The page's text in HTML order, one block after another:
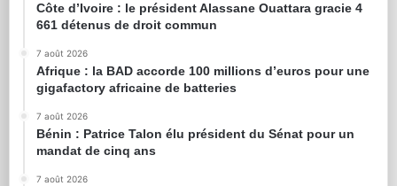
Côte d’Ivoire : le président Alassane Ouattara gracie 4
661 détenus de droit commun
7 août 2026
Afrique : la BAD accorde 100 millions d’euros pour une
gigafactory africaine de batteries
7 août 2026
Bénin : Patrice Talon élu président du Sénat pour un
mandat de cinq ans
7 août 2026